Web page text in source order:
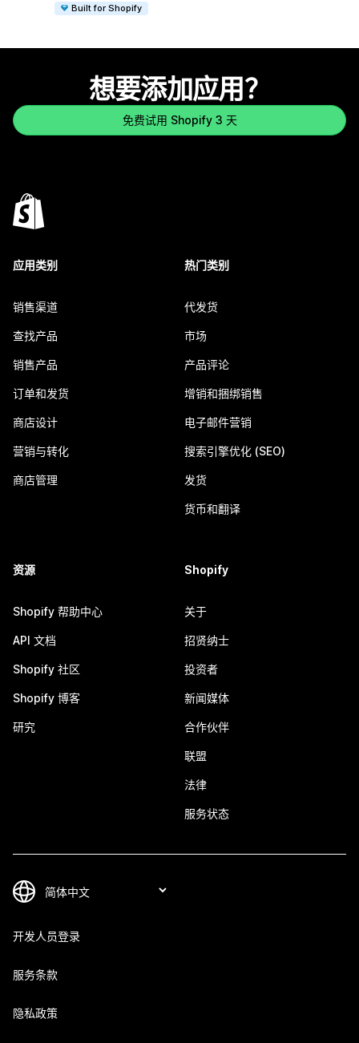
Built for Shopify
想要添加应用？
免费试用 Shopify 3 天
应用类别
销售渠道
查找产品
销售产品
订单和发货
商店设计
营销与转化
商店管理
热门类别
代发货
市场
产品评论
增销和捆绑销售
电子邮件营销
搜索引擎优化 (SEO)
发货
货币和翻译
资源
Shopify 帮助中心
API 文档
Shopify 社区
Shopify 博客
研究
Shopify
关于
招贤纳士
投资者
新闻媒体
合作伙伴
联盟
法律
服务状态
开发人员登录
服务条款
隐私政策